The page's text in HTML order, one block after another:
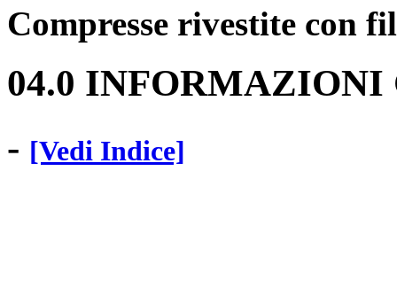
Compresse rivestite con
04.0
- [Vedi Indice]